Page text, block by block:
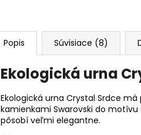
Popis Súvisiace (8)
Ekologická urna
Ekologická urna Crystal Srdce
kamienkami Swarovski do
pôsobí veľmi elegantne.